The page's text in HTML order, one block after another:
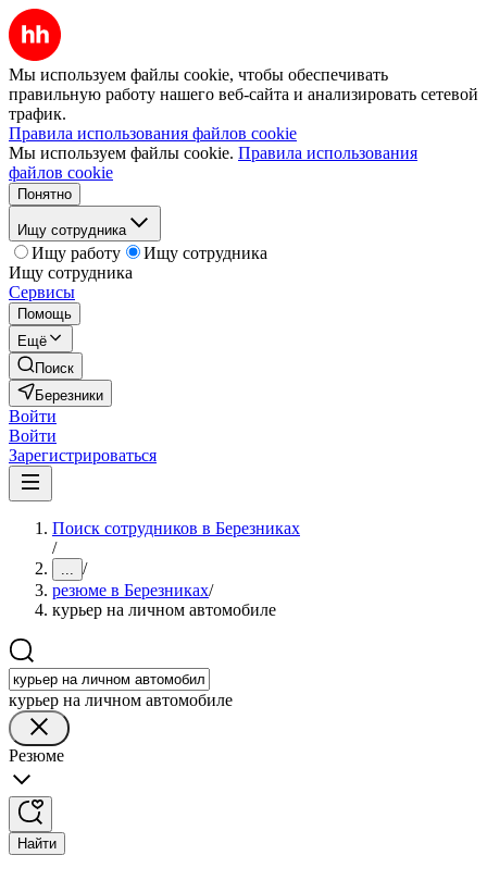
Мы используем файлы cookie, чтобы обеспечивать
правильную работу нашего веб-сайта и анализировать сетевой
трафик.
Правила использования файлов cookie
Мы используем файлы cookie. Правила использования
файлов cookie
Понятно
Ищу сотрудника
Ищу работу
Ищу сотрудника
Ищу сотрудника
Сервисы
Помощь
Ещё
Поиск
Березники
Войти
Войти
Зарегистрироваться
Поиск сотрудников в Березниках
/
... /
резюме в Березниках/
курьер на личном автомобиле
курьер на личном автомобиле
Резюме
Найти